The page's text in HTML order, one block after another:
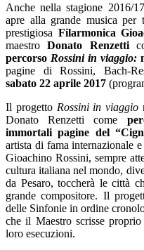
Anche nella stagione 2016/
apre alla grande musica per
prestigiosa Filarmonica
maestro Donato Renzetti
percorso Rossini in viaggio:
pagine di Rossini, Bach-
sabato 22 aprile 2017
Il progetto Rossini in viaggio
Donato Renzetti come
immortali pagine del
artista di fama internazionale
Gioachino Rossini, sempre
cultura italiana nel mondo,
da Pesaro, toccherà le città
grande compositore. Il
delle Sinfonie in ordine
che il Maestro scrisse
loro esecuzioni.